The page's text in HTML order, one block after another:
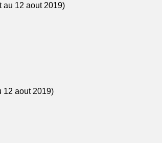
au 12 aout 2019)
12 aout 2019)